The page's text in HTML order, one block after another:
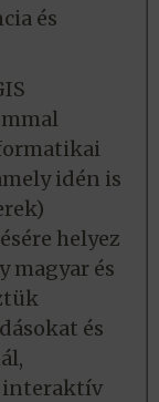
és
idén is
helyez
magyar és
és
interaktív